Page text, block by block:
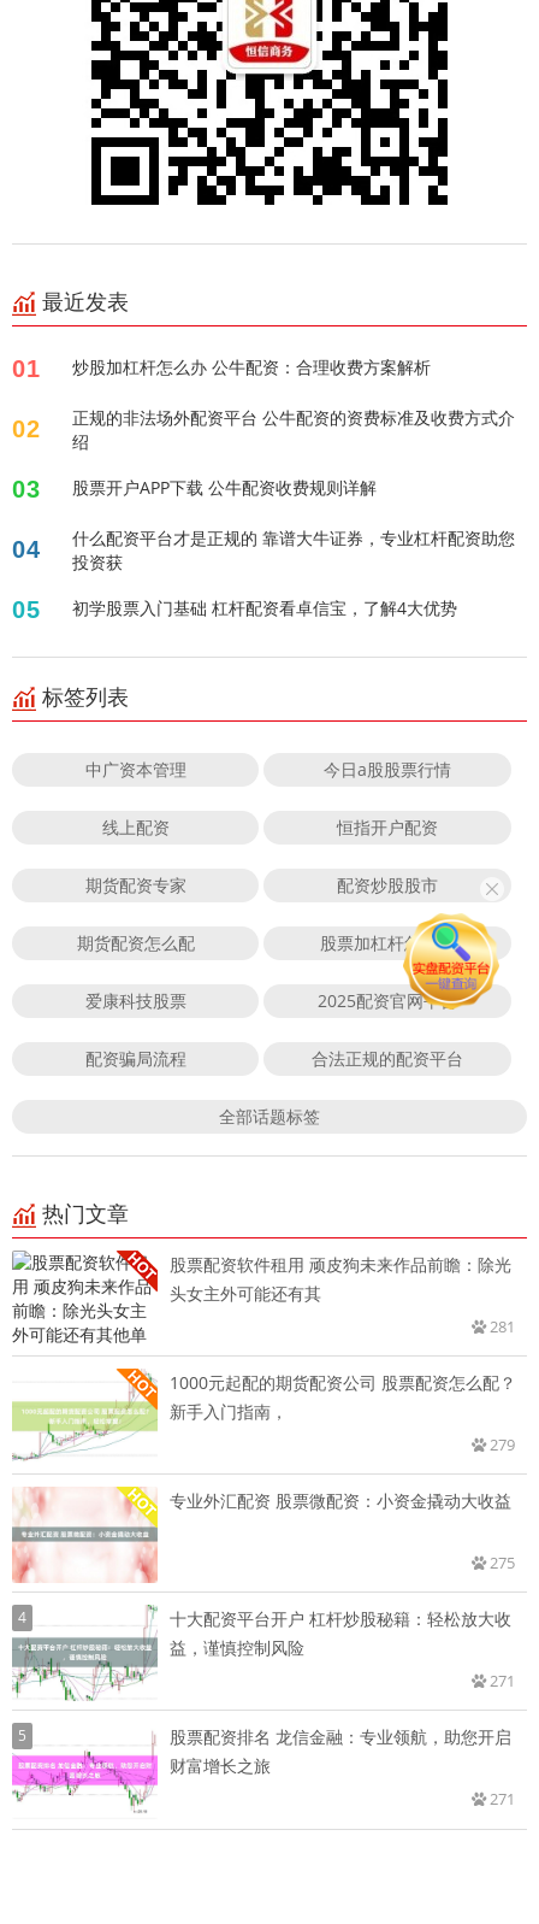
最近发表
01 炒股加杠杆怎么办 公牛配资：合理收费方案解析
02
正规的非法场外配资平台 公牛配资的资费标准及收费方式介
绍
03 股票开户APP下载 公牛配资收费规则详解
04
什么配资平台才是正规的 靠谱大牛证券，专业杠杆配资助您
投资获
05 初学股票入门基础 杠杆配资看卓信宝，了解4大优势
标签列表
中广资本管理 今日a股股票行情
线上配资 恒指开户配资
期货配资专家 配资炒股股市
期货配资怎么配 股票加杠杆怎么买
爱康科技股票 2025配资官网平台
配资骗局流程 合法正规的配资平台
全部话题标签
热门文章
股票配资软件租用 顽皮狗未来作品前瞻：除光
头女主外可能还有其
281
1000元起配的期货配资公司 股票配资怎么配？
新手入门指南，
279
专业外汇配资 股票微配资：小资金撬动大收益
275
4
十大配资平台开户 杠杆炒股秘籍：轻松放大收
益，谨慎控制风险
271
5
股票配资排名 龙信金融：专业领航，助您开启
财富增长之旅
271